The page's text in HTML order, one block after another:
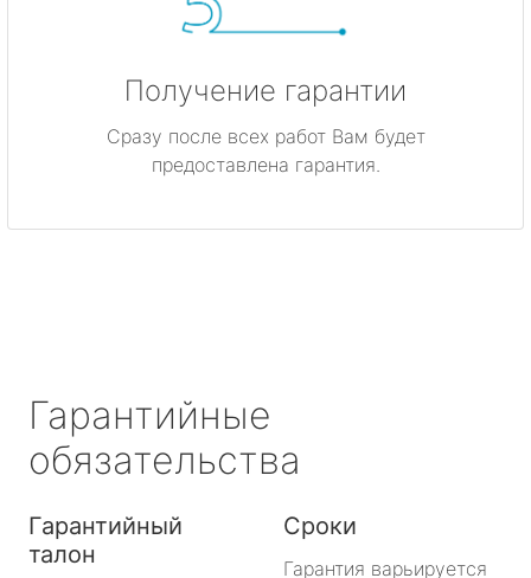
Получение гарантии
Сразу после всех работ Вам будет
предоставлена гарантия.
Гарантийные
обязательства
Гарантийный
талон
Сроки
Гарантия варьируется